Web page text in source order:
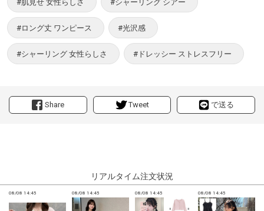
Share Tweet で送る
#肌見せ 女性らしさ #シャーリング シアー
#ロング丈 ワンピース #光沢感
#シャーリング 女性らしさ #ドレッシー ストレスフリー
リアルタイム注文状況
08/08 14:45 08/08 14:45 08/08 14:45 08/08 14:45